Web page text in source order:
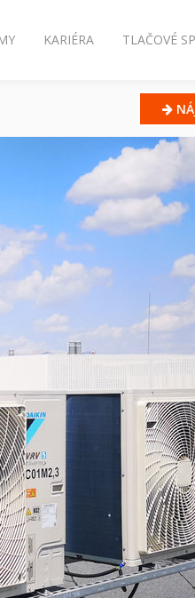
KARIÉRA TLAČOVÉ